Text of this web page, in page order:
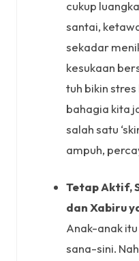
cukup
santai,
sekadar
kesukaan
tuh bikin
bahagia kita
salah satu
ampuh,
Tetap Aktif,
dan Xabiru
Anak-anak
sana-sini.